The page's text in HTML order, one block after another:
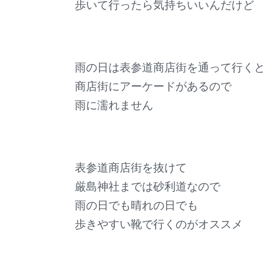
歩いて行ったら気持ちいいんだけど
雨の日は表参道商店街を通って行く
商店街にアーケードがあるので
雨に濡れません
表参道商店街を抜けて
厳島神社までは砂利道なので
雨の日でも晴れの日でも
歩きやすい靴で行くのがオススメ